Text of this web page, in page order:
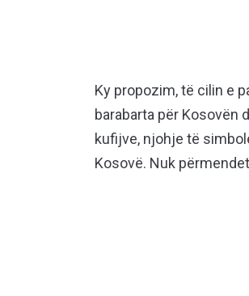
Ky propozim, të cilin e
barabarta për Kosovën
kufijve, njohje të
Kosovë. Nuk